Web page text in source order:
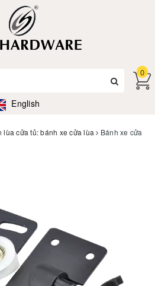
English
0
lùa cửa tủ: bánh xe cửa lùa
Bánh xe cửa